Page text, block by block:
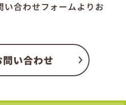
い合わせフォームよりお
問い合わせ